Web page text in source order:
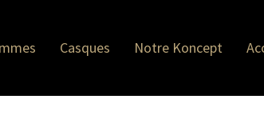
Casques Notre Koncept